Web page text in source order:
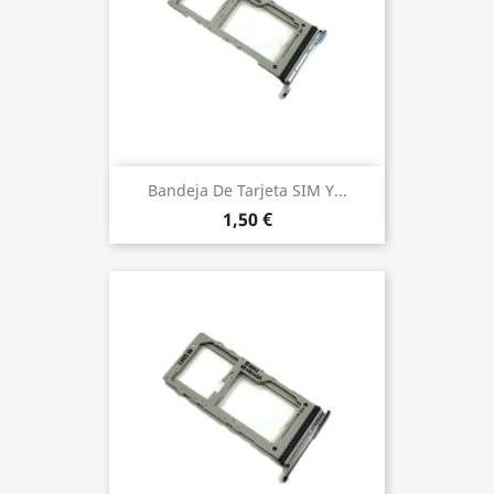
Bandeja De Tarjeta SIM Y...
1,50 €